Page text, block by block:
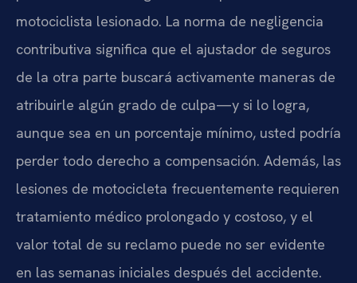
motociclista lesionado. La norma de negligencia
contributiva significa que el ajustador de seguros
de la otra parte buscará activamente maneras de
atribuirle algún grado de culpa—y si lo logra,
aunque sea en un porcentaje mínimo, usted podría
perder todo derecho a compensación. Además, las
lesiones de motocicleta frecuentemente requieren
tratamiento médico prolongado y costoso, y el
valor total de su reclamo puede no ser evidente
en las semanas iniciales después del accidente.